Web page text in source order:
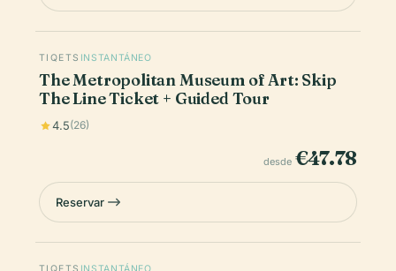
TIQETS INSTANTÁNEO
The Metropolitan Museum of Art: Skip
The Line Ticket + Guided Tour
4.5(26)
desde €47.78
Reservar